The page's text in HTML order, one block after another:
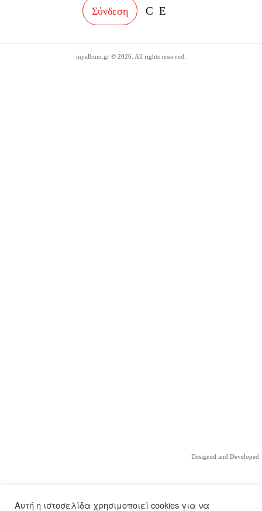
Σύνδεση facebook
myalbum.gr © 2026. All rights reserved.
Designed and Developed
Αυτή η ιστοσελίδα χρησιμοποιεί cookies για να